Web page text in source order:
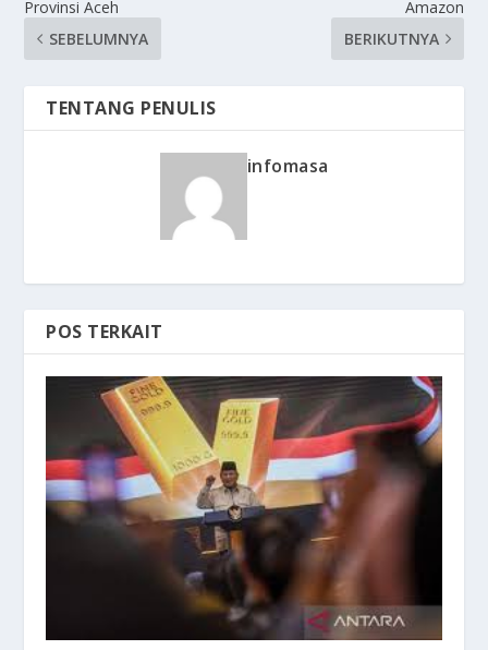
Provinsi Aceh
SEBELUMNYA
Amazon
BERIKUTNYA
TENTANG PENULIS
infomasa
POS TERKAIT